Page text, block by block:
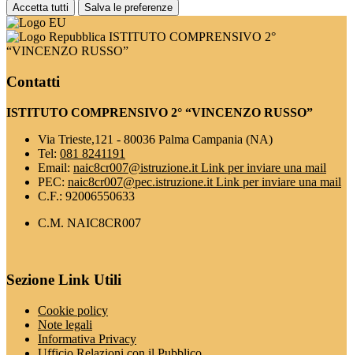
Accetta tutti Salva le preferenze
ISTITUTO COMPRENSIVO 2°
“VINCENZO RUSSO”
Contatti
ISTITUTO COMPRENSIVO 2° “VINCENZO RUSSO”
Via Trieste,121 - 80036 Palma Campania (NA)
Tel: 081 8241191
Email: naic8cr007@istruzione.it Link per inviare una mail
PEC: naic8cr007@pec.istruzione.it Link per inviare una mail
C.F.: 92006550633
C.M. NAIC8CR007
Sezione Link Utili
Cookie policy
Note legali
Informativa Privacy